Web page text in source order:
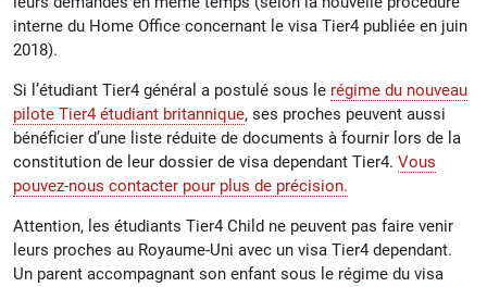
interne du Home Office concernant le visa Tier4 publiée en juin
2018).
Si l’étudiant Tier4 général a postulé sous le régime du nouveau
pilote Tier4 étudiant britannique, ses proches peuvent aussi
bénéficier d’une liste réduite de documents à fournir lors de la
constitution de leur dossier de visa dependant Tier4. Vous
pouvez-nous contacter pour plus de précision.
Attention, les étudiants Tier4 Child ne peuvent pas faire venir
leurs proches au Royaume-Uni avec un visa Tier4 dependant.
Un parent accompagnant son enfant sous le régime du visa